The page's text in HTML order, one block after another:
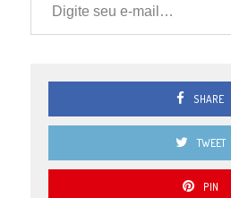
SHARE
TWEET
PIN